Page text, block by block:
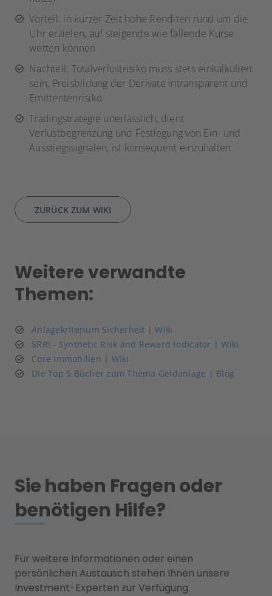
Vorteil: in kurzer Zeit hohe Renditen rund um die
Uhr erzielen, auf steigende wie fallende Kurse
wetten können
Nachteil: Totalverlustrisiko muss stets einkalkuliert
sein, Preisbildung der Derivate intransparent und
Emittentenrisiko
Tradingstrategie unerlässlich, dient
Verlustbegrenzung und Festlegung von Ein- und
Ausstiegssignalen, ist konsequent einzuhalten
ZURÜCK ZUM WIKI
Weitere verwandte
Themen:
Anlagekriterium Sicherheit | Wiki
SRRI - Synthetic Risk and Reward Indicator | Wiki
Core Immobilien | Wiki
Die Top 5 Bücher zum Thema Geldanlage | Blog
Sie haben Fragen oder
benötigen Hilfe?
Für weitere Informationen oder einen
persönlichen Austausch stehen Ihnen unsere
Investment-Experten zur Verfügung.